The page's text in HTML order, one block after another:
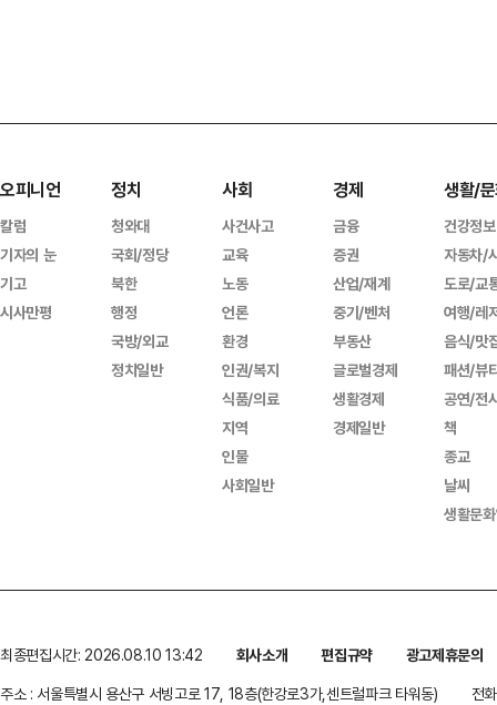
오피니언
칼럼
기자의 눈
기고
시사만평
정치
청와대
국회/정당
북한
행정
국방/외교
정치일반
사회
사건사고
교육
노동
언론
환경
인권/복지
식품/의료
지역
인물
사회일반
경제
금융
증권
산업/재계
중기/벤처
부동산
글로벌경제
생활경제
경제일반
생활/
건강정보
자동차/
도로/교
여행/레
음식/맛
패션/뷰
공연/전
책
종교
날씨
생활문
최종편집시간: 2026.08.10 13:42 회사소개 편집규약
광고제휴문의
주소 : 서울특별시 용산구 서빙고로 17, 18층(한강로3가,센트럴파크 타워동)
전